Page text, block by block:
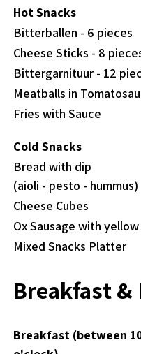
Hot Snacks
Bitterballen - 6 pieces
Cheese Sticks - 8
Bittergarnituur - 12
Meatballs in
Fries with Sauce
Cold Snacks
Bread with dip
(aioli - pesto - hummus)
Cheese Cubes
Ox Sausage with
Mixed Snacks Platter
Breakfast &
Breakfast (between